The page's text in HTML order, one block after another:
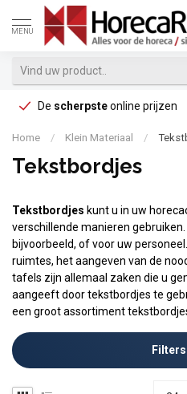
MENU
De scherpsteonline prijzen
Home / Klein Materiaal /
Tekstbordjes
Tekstbordjes kunt u in uw
verschillende manieren
bijvoorbeeld, of voor uw
ruimtes, het aangeven van de
tafels zijn allemaal zaken die u
aangeeft door tekstbordjes te
een groot assortiment
Filters